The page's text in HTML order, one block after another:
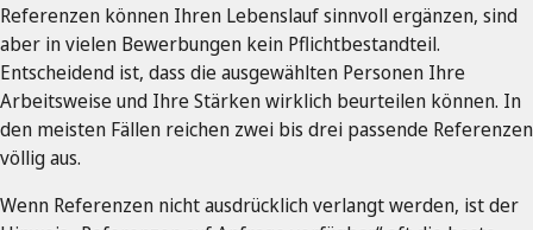
Referenzen können Ihren Lebenslauf sinnvoll ergänzen, sind
aber in vielen Bewerbungen kein Pflichtbestandteil.
Entscheidend ist, dass die ausgewählten Personen Ihre
Arbeitsweise und Ihre Stärken wirklich beurteilen können. In
den meisten Fällen reichen zwei bis drei passende Referenzen
völlig aus.
Wenn Referenzen nicht ausdrücklich verlangt werden, ist der